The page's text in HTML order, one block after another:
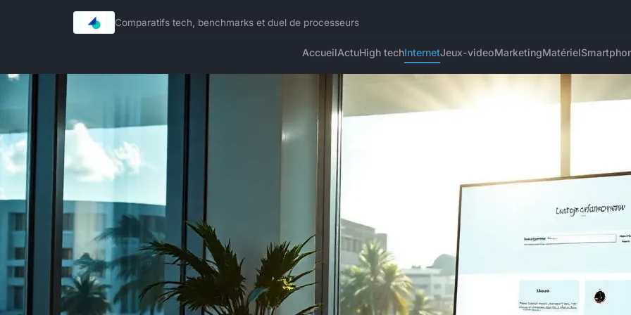
Comparatifs tech, benchmarks et duel de processeurs
AccueilActuHigh techInternetJeux-videoMarketingMatériel